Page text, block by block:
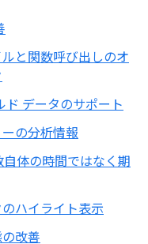
と関数呼び出しのオ
ド データのサポート
の分析情報
体の時間ではなく期
ハイライト表示
改善